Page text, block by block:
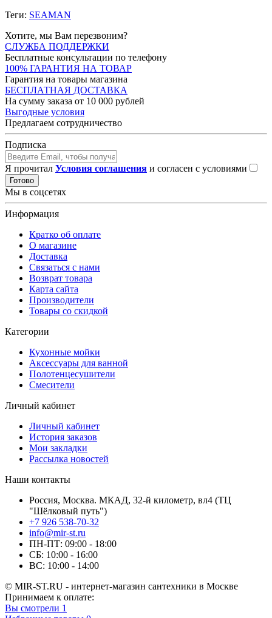
Теги: SEAMAN
Хотите, мы Вам перезвоним?
СЛУЖБА ПОДДЕРЖКИ
Бесплатные консультации по телефону
100% ГАРАНТИЯ НА ТОВАР
Гарантия на товары магазина
БЕСПЛАТНАЯ ДОСТАВКА
На сумму заказа от 10 000 рублей
Выгодные условия
Предлагаем сотрудничество
Подписка
Я прочитал Условия соглашения и согласен с условиями
Готово
Мы в соцсетях
Информация
Кратко об оплате
О магазине
Доставка
Связаться с нами
Возврат товара
Карта сайта
Производители
Товары со скидкой
Категории
Кухонные мойки
Аксессуары для ванной
Полотенцесушители
Смесители
Личный кабинет
Личный кабинет
История заказов
Мои закладки
Рассылка новостей
Наши контакты
Россия, Москва. МКАД, 32-й километр, вл4 (ТЦ
"Шёлковый путь")
+7 926 538-70-32
info@mir-st.ru
ПН-ПТ: 09:00 - 18:00
СБ: 10:00 - 16:00
ВС: 10:00 - 14:00
© MIR-ST.RU - интернет-магазин сантехники в Москве
Принимаем к оплате:
Вы смотрели 1